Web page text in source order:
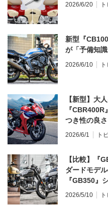
2026/6/20
新型『
が「予備知
2026/6/10
【新型】大
『
つき性の良
2026/6/1 ト
【比較】『
ダードモデ
『GB350』
2026/5/10